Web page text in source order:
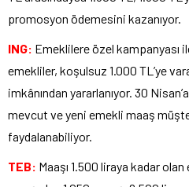
promosyon ödemesini kazanıyor.
ING: Emeklilere özel kampanyası
emekliler, koşulsuz 1.000 TL’ye
imkânından yararlanıyor. 30
mevcut ve yeni emekli maaş
faydalanabiliyor.
TEB: Maaşı 1.500 liraya kadar